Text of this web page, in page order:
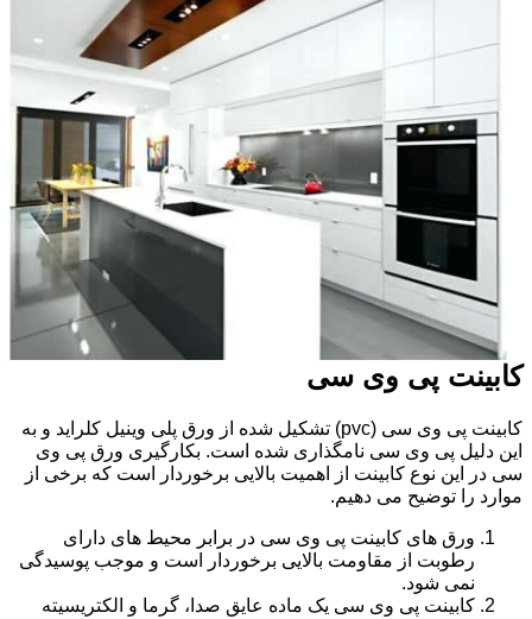
کابینت پی وی سی
کابینت پی وی سی (pvc) تشکیل شده از ورق پلی وینیل کلراید و به
این دلیل پی وی سی نامگذاری شده است. بکارگیری ورق پی وی
سی در این نوع کابینت از اهمیت بالایی برخوردار است که برخی از
موارد را توضیح می دهیم.
ورق های کابینت پی وی سی در برابر محیط های دارای
رطوبت از مقاومت بالایی برخوردار است و موجب پوسیدگی
نمی شود.
کابینت پی وی سی یک ماده عایق صدا، گرما و الکتریسیته